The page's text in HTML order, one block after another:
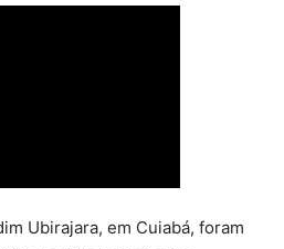
Ubirajara, em Cuiabá, foram